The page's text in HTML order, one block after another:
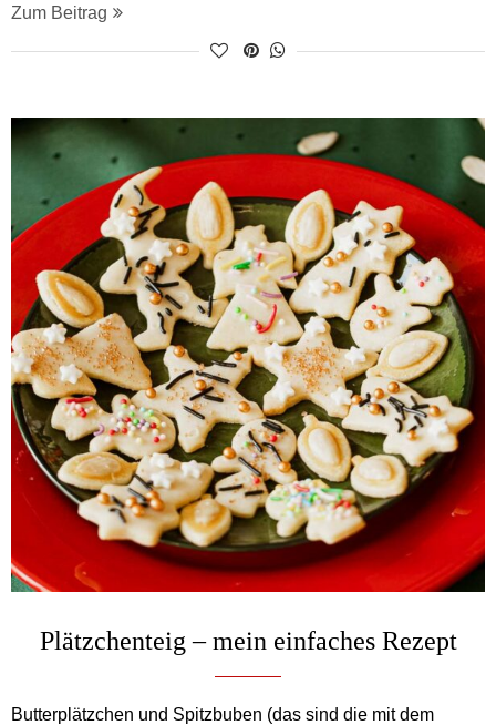
Zum Beitrag
Plätzchenteig – mein einfaches Rezept
Butterplätzchen und Spitzbuben (das sind die mit dem